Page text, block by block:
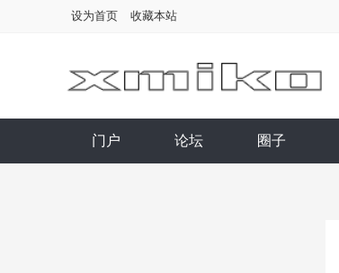
设为首页 收藏本站
门户 论坛 圈子